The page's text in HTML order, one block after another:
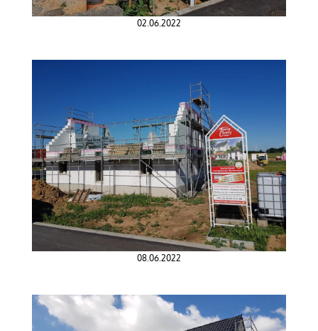
02.06.2022
08.06.2022